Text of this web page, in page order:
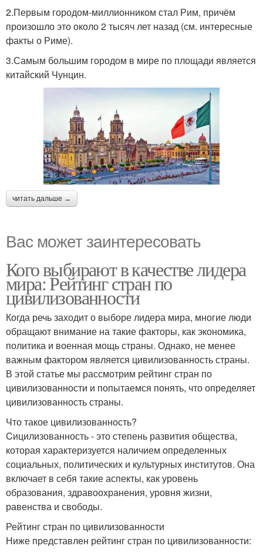
2.Первым городом-миллионником стал Рим, причём
произошло это около 2 тысяч лет назад (см. интересные
факты о Риме).
3.Самым большим городом в мире по площади является
китайский Чунцин.
читать дальше →
Вас может заинтересовать
Кого выбирают в качестве лидера
мира: Рейтинг стран по
цивилизованности
Когда речь заходит о выборе лидера мира, многие люди
обращают внимание на такие факторы, как экономика,
политика и военная мощь страны. Однако, не менее
важным фактором является цивилизованность страны.
В этой статье мы рассмотрим рейтинг стран по
цивилизованности и попытаемся понять, что определяет
цивилизованность страны.
Что такое цивилизованность?
Cицилизованность - это степень развития общества,
которая характеризуется наличием определенных
социальных, политических и культурных институтов. Она
включает в себя такие аспекты, как уровень
образования, здравоохранения, уровня жизни,
равенства и свободы.
Рейтинг стран по цивилизованности
Ниже представлен рейтинг стран по цивилизованности: